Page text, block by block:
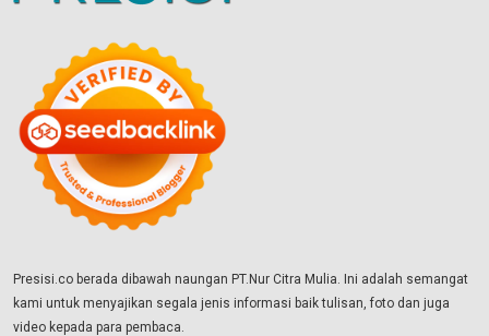
Presisi.co berada dibawah naungan PT.Nur Citra Mulia. Ini adalah semangat
kami untuk menyajikan segala jenis informasi baik tulisan, foto dan juga
video kepada para pembaca.